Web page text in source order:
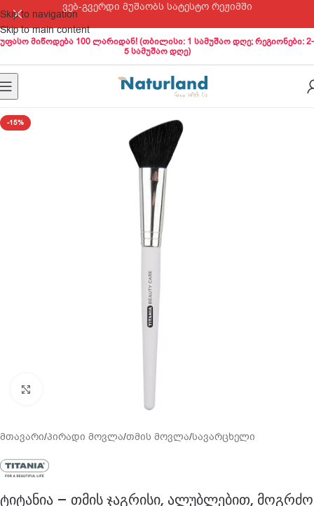
Skip to navigation
Skip to main content
ვებ-გვერდი მუშაობს სატესტო რეჟიმში
უფასო მიწოდება 100 ლარიდან! (თბილისი: 1 სამუშაო დღე; რეგიონები: 2-
5 სამუშაო დღე)
-15%
მთავარი/პირადი მოვლა/თმის მოვლა/სავარცხელი
ტიტანია – თმის ჯაგრისი, ალუბლებით, მოგრძო